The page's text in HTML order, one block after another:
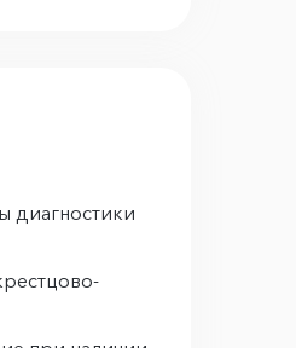
диагностики